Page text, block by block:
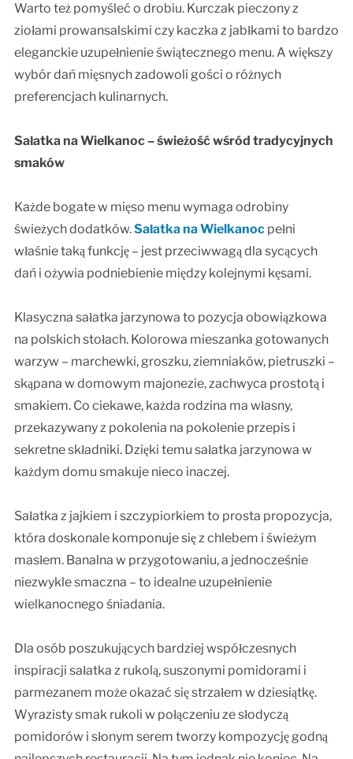
Warto też pomyśleć o drobiu. Kurczak pieczony z
ziołami prowansalskimi czy kaczka z jabłkami to bardzo
eleganckie uzupełnienie świątecznego menu. A większy
wybór dań mięsnych zadowoli gości o różnych
preferencjach kulinarnych.
Sałatka na Wielkanoc – świeżość wśród tradycyjnych
smaków
Każde bogate w mięso menu wymaga odrobiny
świeżych dodatków.Sałatka na Wielkanocpełni
właśnie taką funkcję – jest przeciwwagą dla sycących
dań i ożywia podniebienie między kolejnymi kęsami.
Klasyczna sałatka jarzynowa to pozycja obowiązkowa
na polskich stołach. Kolorowa mieszanka gotowanych
warzyw – marchewki, groszku, ziemniaków, pietruszki –
skąpana w domowym majonezie, zachwyca prostotą i
smakiem. Co ciekawe, każda rodzina ma własny,
przekazywany z pokolenia na pokolenie przepis i
sekretne składniki. Dzięki temu sałatka jarzynowa w
każdym domu smakuje nieco inaczej.
Sałatka z jajkiem i szczypiorkiem to prosta propozycja,
która doskonale komponuje się z chlebem i świeżym
masłem. Banalna w przygotowaniu, a jednocześnie
niezwykle smaczna – to idealne uzupełnienie
wielkanocnego śniadania.
Dla osób poszukujących bardziej współczesnych
inspiracji sałatka z rukolą, suszonymi pomidorami i
parmezanem może okazać się strzałem w dziesiątkę.
Wyrazisty smak rukoli w połączeniu ze słodyczą
pomidorów i słonym serem tworzy kompozycję godną